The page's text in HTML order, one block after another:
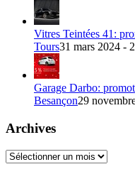
Vitres Teintées 41:
Tours31 mars 2024 -
Garage Darbo:
Besançon29
Archives
Archives